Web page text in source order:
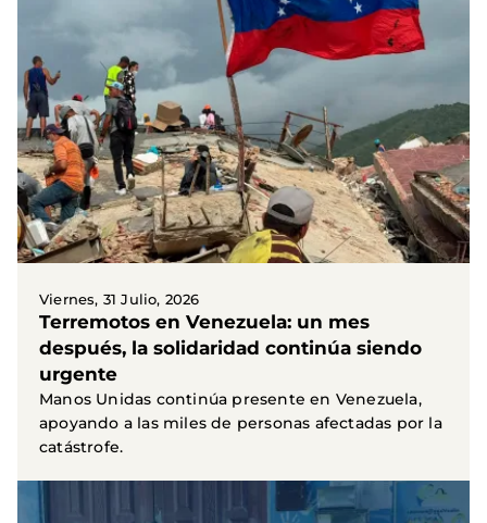
Viernes, 31 Julio, 2026
Terremotos en Venezuela: un mes
después, la solidaridad continúa siendo
urgente
Manos Unidas continúa presente en Venezuela,
apoyando a las miles de personas afectadas por la
catástrofe.